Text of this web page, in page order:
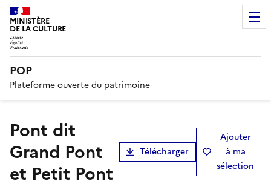
MINISTÈRE
DE LA CULTURE
POP
Plateforme ouverte du patrimoine
Pont dit
Grand Pont
et Petit Pont
Télécharger
Ajouter
à ma
sélection